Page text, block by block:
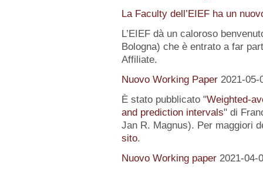
La Faculty dell’EIEF ha un
L’EIEF dà un caloroso
Bologna) che è entrato a far
Affiliate.
Nuovo Working Paper 2021-05-
È stato pubblicato "Weighted-
and prediction intervals" di
Jan R. Magnus). Per maggiori
sito.
Nuovo Working paper 2021-04-